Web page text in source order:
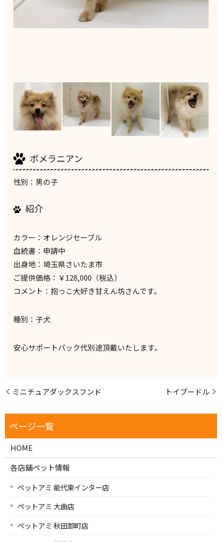
ポメラニアン
性別：男の子
紹介
カラー：オレンジセーブル
血統書：申請中
出身地：埼玉県さいたま市
ご提供価格：￥128,000（税込）
コメント：抱っこ大好き甘えん坊さんです。
種別：子犬
安心サポートパック代別途頂戴いたします。
ミニチュアダックスフンド トイプードル
HOME
各店舗ペット情報
ペットアミ 能代東インター店
ペットアミ 大曲店
ペットアミ 秋田卸町店